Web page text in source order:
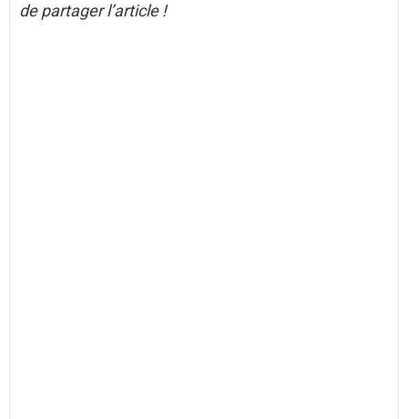
de partager l’article !